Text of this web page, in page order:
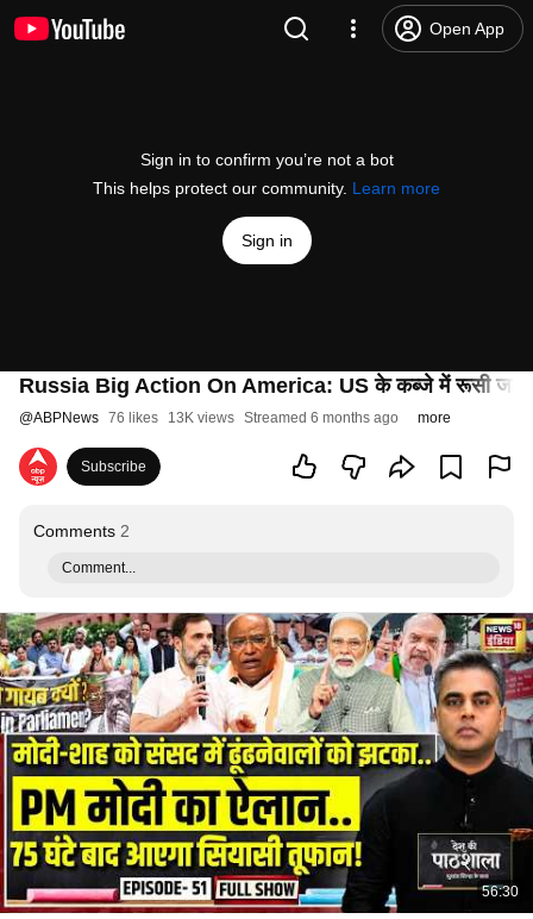
Open App
Sign in to confirm you’re not a bot
This helps protect our community. Learn more
Sign in
Russia Big Action On America: US के कब्जे में रूसी
@ABPNews 76 likes 13K views Streamed 6 months ago more
Subscribe
Comments 2
Comment...
56:30